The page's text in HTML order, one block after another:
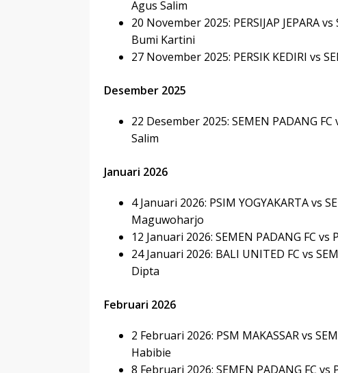
Agus Salim
20 November 2025: PERSIJAP JEPARA
Bumi Kartini
27 November 2025: PERSIK KEDIRI vs
Desember 2025
22 Desember 2025: SEMEN PADANG
Salim
Januari 2026
4 Januari 2026: PSIM YOGYAKARTA vs
Maguwoharjo
12 Januari 2026: SEMEN PADANG FC
24 Januari 2026: BALI UNITED FC vs
Dipta
Februari 2026
2 Februari 2026: PSM MAKASSAR vs
Habibie
8 Februari 2026: SEMEN PADANG FC